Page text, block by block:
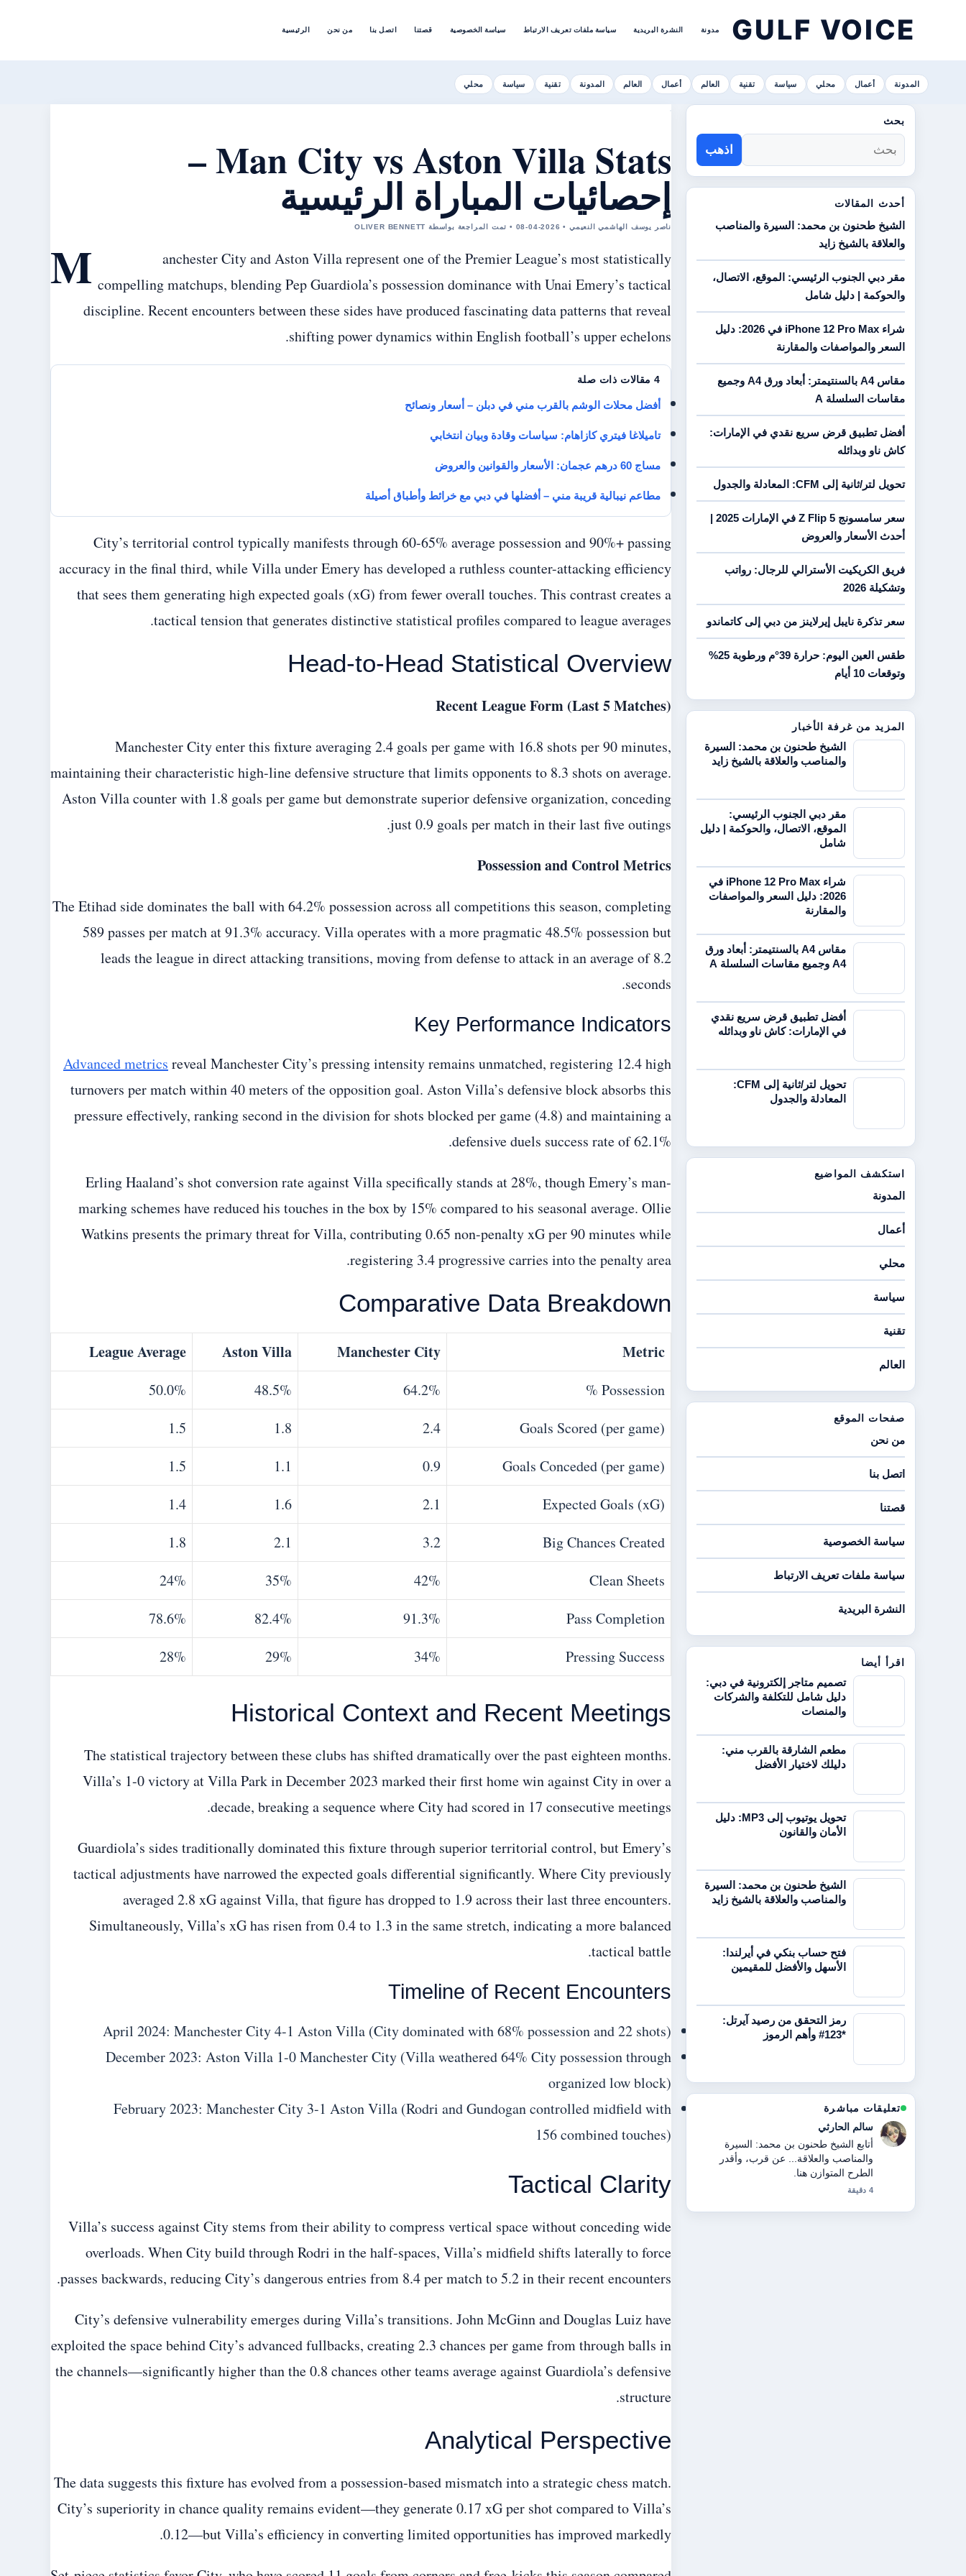
GULF VOICE الرئيسية من نحن اتصل بنا قصتنا سياسة الخصوصية سياسة ملفات تعريف الارتباط النشرة البريدية مدونة
المدونة أعمال محلي سياسة تقنية العالم أعمال العالم المدونة تقنية سياسة محلي
Man City vs Aston Villa Stats –
إحصائيات المباراة الرئيسية
ناصر يوسف الهاشمي النعيمي • 2026-04-08 • تمت المراجعة بواسطة OLIVER BENNETT
M
anchester City and Aston Villa represent one of the Premier League’s most statistically
compelling matchups, blending Pep Guardiola’s possession dominance with Unai Emery’s tactical
discipline. Recent encounters between these sides have produced fascinating data patterns that reveal
shifting power dynamics within English football’s upper echelons.
4 مقالات ذات صلة
أفضل محلات الوشم بالقرب مني في دبلن – أسعار ونصائح
تاميلاغا فيتري كازاهام: سياسات وقادة وبيان انتخابي
مساج 60 درهم عجمان: الأسعار والقوانين والعروض
مطاعم نيبالية قريبة مني – أفضلها في دبي مع خرائط وأطباق أصيلة
City’s territorial control typically manifests through 60-65% average possession and 90%+ passing
accuracy in the final third, while Villa under Emery has developed a ruthless counter-attacking efficiency
that sees them generating high expected goals (xG) from fewer overall touches. This contrast creates a
tactical tension that generates distinctive statistical profiles compared to league averages.
Head-to-Head Statistical Overview
Recent League Form (Last 5 Matches)
Manchester City enter this fixture averaging 2.4 goals per game with 16.8 shots per 90 minutes,
maintaining their characteristic high-line defensive structure that limits opponents to 8.3 shots on average.
Aston Villa counter with 1.8 goals per game but demonstrate superior defensive organization, conceding
just 0.9 goals per match in their last five outings.
Possession and Control Metrics
The Etihad side dominates the ball with 64.2% possession across all competitions this season, completing
589 passes per match at 91.3% accuracy. Villa operates with a more pragmatic 48.5% possession but
leads the league in direct attacking transitions, moving from defense to attack in an average of 8.2
seconds.
Key Performance Indicators
Advanced metrics reveal Manchester City’s pressing intensity remains unmatched, registering 12.4 high
turnovers per match within 40 meters of the opposition goal. Aston Villa’s defensive block absorbs this
pressure effectively, ranking second in the division for shots blocked per game (4.8) and maintaining a
defensive duels success rate of 62.1%.
Erling Haaland’s shot conversion rate against Villa specifically stands at 28%, though Emery’s man-
marking schemes have reduced his touches in the box by 15% compared to his seasonal average. Ollie
Watkins presents the primary threat for Villa, contributing 0.65 non-penalty xG per 90 minutes while
registering 3.4 progressive carries into the penalty area.
Comparative Data Breakdown
Metric
Manchester City
Aston Villa
League Average
Possession %
64.2%
48.5%
50.0%
Goals Scored (per game)
2.4
1.8
1.5
Goals Conceded (per game)
0.9
1.1
1.5
Expected Goals (xG)
2.1
1.6
1.4
Big Chances Created
3.2
2.1
1.8
Clean Sheets
42%
35%
24%
Pass Completion
91.3%
82.4%
78.6%
Pressing Success
34%
29%
28%
Historical Context and Recent Meetings
The statistical trajectory between these clubs has shifted dramatically over the past eighteen months.
Villa’s 1-0 victory at Villa Park in December 2023 marked their first home win against City in over a
decade, breaking a sequence where City had scored in 17 consecutive meetings.
Guardiola’s sides traditionally dominated this fixture through superior territorial control, but Emery’s
tactical adjustments have narrowed the expected goals differential significantly. Where City previously
averaged 2.8 xG against Villa, that figure has dropped to 1.9 across their last three encounters.
Simultaneously, Villa’s xG has risen from 0.4 to 1.3 in the same stretch, indicating a more balanced
tactical battle.
Timeline of Recent Encounters
April 2024: Manchester City 4-1 Aston Villa (City dominated with 68% possession and 22 shots)
December 2023: Aston Villa 1-0 Manchester City (Villa weathered 64% City possession through
organized low block)
February 2023: Manchester City 3-1 Aston Villa (Rodri and Gundogan controlled midfield with
156 combined touches)
Tactical Clarity
Villa’s success against City stems from their ability to compress vertical space without conceding wide
overloads. When City build through Rodri in the half-spaces, Villa’s midfield shifts laterally to force
passes backwards, reducing City’s dangerous entries from 8.4 per match to 5.2 in their recent encounters.
City’s defensive vulnerability emerges during Villa’s transitions. John McGinn and Douglas Luiz have
exploited the space behind City’s advanced fullbacks, creating 2.3 chances per game from through balls in
the channels—significantly higher than the 0.8 chances other teams average against Guardiola’s defensive
structure.
Analytical Perspective
The data suggests this fixture has evolved from a possession-based mismatch into a strategic chess match.
City’s superiority in chance quality remains evident—they generate 0.17 xG per shot compared to Villa’s
0.12—but Villa’s efficiency in converting limited opportunities has improved markedly.
بحث
اذهب
أحدث المقالات
الشيخ طحنون بن محمد: السيرة والمناصب
والعلاقة بالشيخ زايد
مقر دبي الجنوب الرئيسي: الموقع، الاتصال،
والحوكمة | دليل شامل
شراء iPhone 12 Pro Max في 2026: دليل
السعر والمواصفات والمقارنة
مقاس A4 بالسنتيمتر: أبعاد ورق A4 وجميع
مقاسات السلسلة A
أفضل تطبيق قرض سريع نقدي في الإمارات:
كاش ناو وبدائله
تحويل لتر/ثانية إلى CFM: المعادلة والجدول
سعر سامسونج Z Flip 5 في الإمارات 2025 |
أحدث الأسعار والعروض
فريق الكريكيت الأسترالي للرجال: رواتب
وتشكيلة 2026
سعر تذكرة نايبل إيرلاينز من دبي إلى كاتماندو
طقس العين اليوم: حرارة 39°م ورطوبة 25%
وتوقعات 10 أيام
المزيد من غرفة الأخبار
الشيخ طحنون بن محمد: السيرة
والمناصب والعلاقة بالشيخ زايد
مقر دبي الجنوب الرئيسي:
الموقع، الاتصال، والحوكمة | دليل
شامل
شراء iPhone 12 Pro Max في
2026: دليل السعر والمواصفات
والمقارنة
مقاس A4 بالسنتيمتر: أبعاد ورق
A4 وجميع مقاسات السلسلة A
أفضل تطبيق قرض سريع نقدي
في الإمارات: كاش ناو وبدائله
تحويل لتر/ثانية إلى CFM:
المعادلة والجدول
استكشف المواضيع
المدونة
أعمال
محلي
سياسة
تقنية
العالم
صفحات الموقع
من نحن
اتصل بنا
قصتنا
سياسة الخصوصية
سياسة ملفات تعريف الارتباط
النشرة البريدية
اقرأ أيضا
تصميم متاجر إلكترونية في دبي:
دليل شامل للتكلفة والشركات
والمنصات
مطعم الشارقة بالقرب مني:
دليلك لاختيار الأفضل
تحويل يوتيوب إلى MP3: دليل
الأمان والقانون
الشيخ طحنون بن محمد: السيرة
والمناصب والعلاقة بالشيخ زايد
فتح حساب بنكي في أيرلندا:
الأسهل والأفضل للمقيمين
رمز التحقق من رصيد آيرتل:
*123# وأهم الرموز
تعليقات مباشرة
راشد الكتبي
سياق مفيد حول مقر دبي الجنوب الرئيسي:
الموقع، الاتصال، والحوكمة.... يرجى
الاستمرار في تحديث هذا البث المباشر.
6 دقيقة